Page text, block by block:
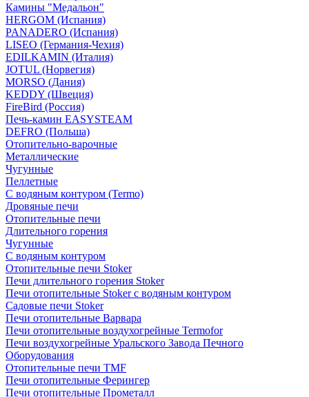
Камины "Медальон"
HERGOM (Испания)
PANADERO (Испания)
LISEO (Германия-Чехия)
EDILKAMIN (Италия)
JOTUL (Норвегия)
MORSO (Дания)
KEDDY (Швеция)
FireBird (Россия)
Печь-камин EASYSTEAM
DEFRO (Польша)
Отопительно-варочные
Металлические
Чугунные
Пеллетные
С водяным контуром (Termo)
Дровяные печи
Отопительные печи
Длительного горения
Чугунные
C водяным контуром
Отопительные печи Stoker
Печи длительного горения Stoker
Печи отопительные Stoker с водяным контуром
Садовые печи Stoker
Печи отопительные Варвара
Печи отопительные воздухогрейные Termofor
Печи воздухогрейные Уральского Завода Печного
Оборудования
Отопительные печи TMF
Печи отопительные Ферингер
Печи отопительные Прометалл